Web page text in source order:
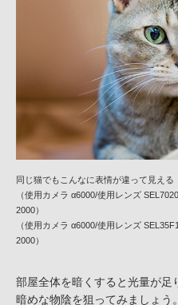
同じ猫でもこんなに表情が違って見える
（使用カメラ α6000/使用レンズ
2000）
（使用カメラ α6000/使用レンズ
2000）
部屋全体を暗くすると光量が足
暗めな物陰を狙ってみましょ